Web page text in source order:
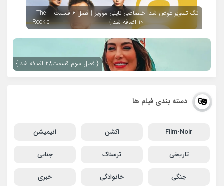
تگ تصویر عوض شد اختصاصی تاینی موویز { فصل 6 قسمت
10 اضافه شد }
The
Rookie
{ فصل سوم قسمت28 اضافه شد }
دسته بندی فیلم ها
Film-Noir اکشن انیمیشن
تاریخی ترسناک جنایی
جنگی خانوادگی خبری